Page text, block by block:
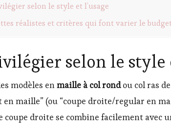
selon le style et l’usage
réalistes et critères qui font varier le
selon le style
modèles enmaille à col rondou col ras
maille” (ou “coupe droite/regular en
droite se combine facilement avec